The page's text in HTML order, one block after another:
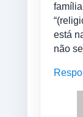
está
não